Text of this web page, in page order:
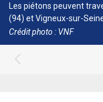
Les piétons peuvent
(94) et Vigneux-sur-
Crédit photo : VNF